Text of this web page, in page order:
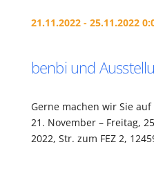
21.11.2022 - 25.11.2022
benbi und
Gerne machen wir Sie
21. November – Freitag,
2022, Str. zum FEZ 2,